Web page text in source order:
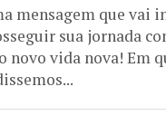
mensagem que vai
sua jornada
novo vida nova! Em